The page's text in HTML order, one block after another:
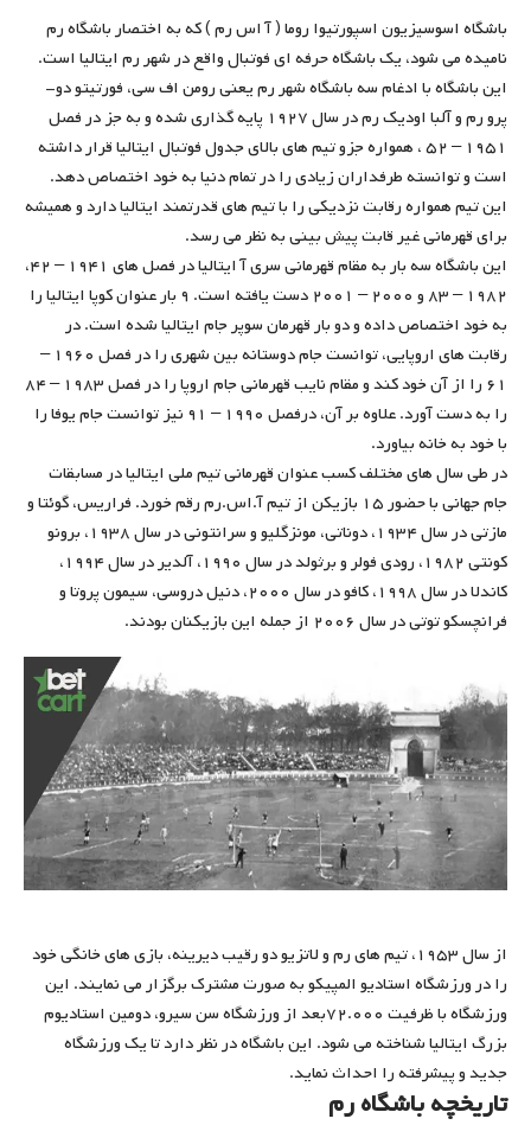
باشگاه اسوسیزیون اسپورتیوا روما ( آ اس رم ) که به اختصار باشگاه رم
نامیده می شود، یک باشگاه حرفه ای فوتبال واقع در شهر رم ایتالیا است.
این باشگاه با ادغام سه باشگاه شهر رم یعنی رومن اف سی، فورتیتو دو-
پرو رم و آلبا اودیک رم در سال ۱۹۲۷ پایه گذاری شده و به جز در فصل
۱۹۵۱ – ۵۲ ، همواره جزو تیم های بالای جدول فوتبال ایتالیا قرار داشته
است و توانسته طرفداران زیادی را در تمام دنیا به خود اختصاص دهد.
این تیم همواره رقابت نزدیکی را با تیم های قدرتمند ایتالیا دارد و همیشه
برای قهرمانی غیر قابت پیش بینی به نظر می رسد.
این باشگاه سه بار به مقام قهرمانی سری آ ایتالیا در فصل های ۱۹۴۱ – ۴۲،
۱۹۸۲ – ۸۳ و ۲۰۰۰ – ۲۰۰۱ دست یافته است. ۹ بار عنوان کوپا ایتالیا را
به خود اختصاص داده و دو بار قهرمان سوپر جام ایتالیا شده است. در
رقابت های اروپایی، توانست جام دوستانه بین شهری را در فصل ۱۹۶۰ –
۶۱ را از آن خود کند و مقام نایب قهرمانی جام اروپا را در فصل ۱۹۸۳ – ۸۴
را به دست آورد. علاوه بر آن، درفصل ۱۹۹۰ – ۹۱ نیز توانست جام یوفا را
با خود به خانه بیاورد.
در طی سال های مختلف کسب عنوان قهرمانی تیم ملی ایتالیا در مسابقات
جام جهانی با حضور ۱۵ بازیکن از تیم آ.اس.رم رقم خورد. فراریس، گوئتا و
مازتی در سال ۱۹۳۴، دوناتی، مونزگلیو و سرانتونی در سال ۱۹۳۸، برونو
کونتی ۱۹۸۲، رودی فولر و برثولد در سال ۱۹۹۰، آلدیر در سال ۱۹۹۴،
کاندلا در سال ۱۹۹۸، کافو در سال ۲۰۰۰، دنیل دروسی، سیمون پروتا و
فرانچسکو توتی در سال ۲۰۰۶ از جمله این بازیکنان بودند.
از سال ۱۹۵۳، تیم های رم و لاتزیو دو رقیب دیرینه، بازی های خانگی خود
را در ورزشگاه استادیو المپیکو به صورت مشترک برگزار می نمایند. این
ورزشگاه با ظرفیت ۷۲.۰۰۰بعد از ورزشگاه سن سیرو، دومین استادیوم
بزرگ ایتالیا شناخته می شود. این باشگاه در نظر دارد تا یک ورزشگاه
جدید و پیشرفته را احداث نماید.
تاریخچه باشگاه رم